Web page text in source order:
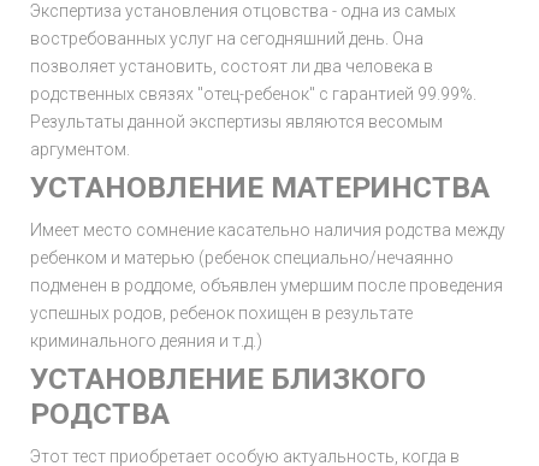
Экспертиза установления отцовства - одна из самых
востребованных услуг на сегодняшний день. Она
позволяет установить, состоят ли два человека в
родственных связях "отец-ребенок" с гарантией 99.99%.
Результаты данной экспертизы являются весомым
аргументом.
УСТАНОВЛЕНИЕ МАТЕРИНСТВА
Имеет место сомнение касательно наличия родства между
ребенком и матерью (ребенок специально/нечаянно
подменен в роддоме, объявлен умершим после проведения
успешных родов, ребенок похищен в результате
криминального деяния и т.д.)
УСТАНОВЛЕНИЕ БЛИЗКОГО
РОДСТВА
Этот тест приобретает особую актуальность, когда в